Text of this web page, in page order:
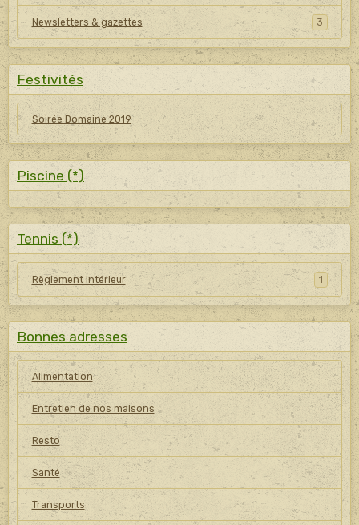
Newsletters & gazettes 3
Festivités
Soirée Domaine 2019
Piscine (*)
Tennis (*)
Règlement intérieur 1
Bonnes adresses
Alimentation
Entretien de nos maisons
Resto
Santé
Transports